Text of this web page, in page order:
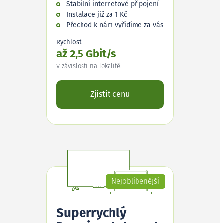
Stabilní internetové připojení
Instalace již za 1 Kč
Přechod k nám vyřídíme za vás
Rychlost
až 2,5 Gbit/s
V závislosti na lokalitě.
Zjistit cenu
Nejoblíbenější
Superrychlý